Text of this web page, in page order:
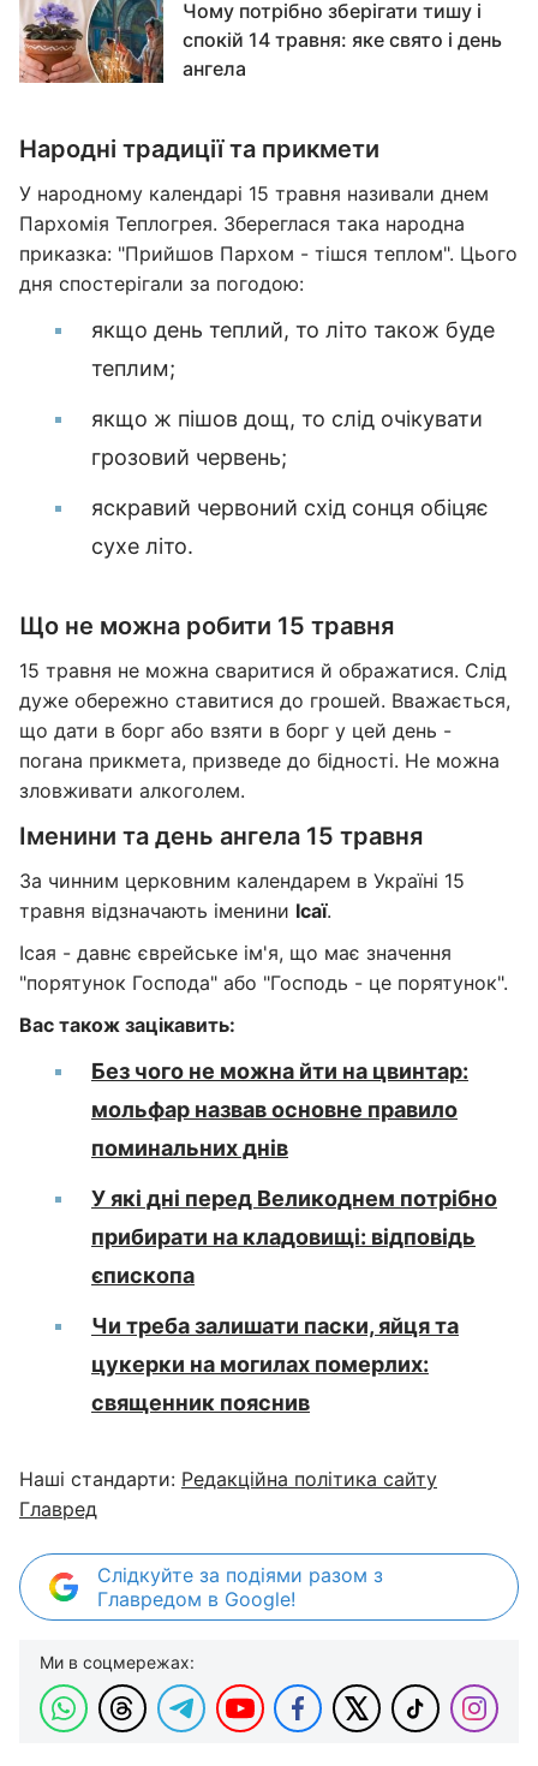
Чому потрібно зберігати тишу і
спокій 14 травня: яке свято і день
ангела
Народні традиції та прикмети
У народному календарі 15 травня називали днем
Пархомія Теплогрея. Збереглася така народна
приказка: "Прийшов Пархом - тішся теплом". Цього
дня спостерігали за погодою:
якщо день теплий, то літо також буде
теплим;
якщо ж пішов дощ, то слід очікувати
грозовий червень;
яскравий червоний схід сонця обіцяє
сухе літо.
Що не можна робити 15 травня
15 травня не можна сваритися й ображатися. Слід
дуже обережно ставитися до грошей. Вважається,
що дати в борг або взяти в борг у цей день -
погана прикмета, призведе до бідності. Не можна
зловживати алкоголем.
Іменини та день ангела 15 травня
За чинним церковним календарем в Україні 15
травня відзначають іменини Ісаї.
Ісая - давнє єврейське ім'я, що має значення
"порятунок Господа" або "Господь - це порятунок".
Вас також зацікавить:
Без чого не можна йти на цвинтар:
мольфар назвав основне правило
поминальних днів
У які дні перед Великоднем потрібно
прибирати на кладовищі: відповідь
єпископа
Чи треба залишати паски, яйця та
цукерки на могилах померлих:
священник пояснив
Наші стандарти: Редакційна політика сайту
Главред
Слідкуйте за подіями разом з
Главредом в Google!
Ми в соцмережах: